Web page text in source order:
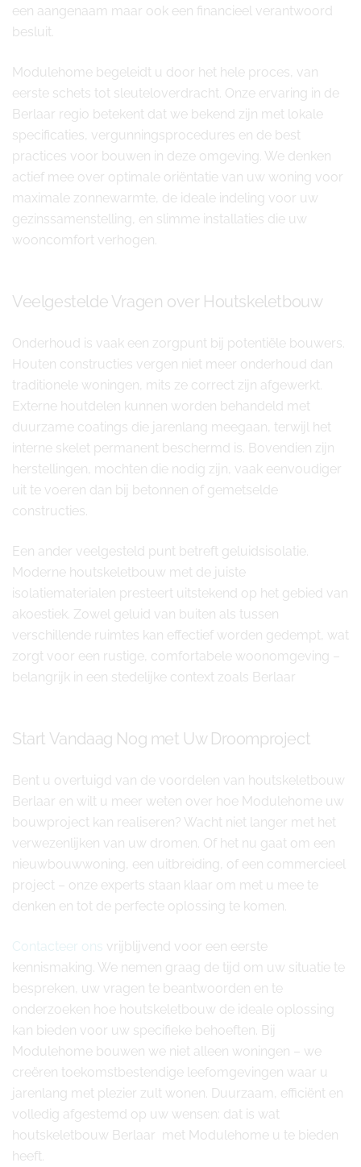
een aangenaam maar ook een financieel verantwoord
besluit.
Modulehome begeleidt u door het hele proces, van
eerste schets tot sleuteloverdracht. Onze ervaring in de
Berlaar regio betekent dat we bekend zijn met lokale
specificaties, vergunningsprocedures en de best
practices voor bouwen in deze omgeving. We denken
actief mee over optimale oriëntatie van uw woning voor
maximale zonnewarmte, de ideale indeling voor uw
gezinssamenstelling, en slimme installaties die uw
wooncomfort verhogen.
Veelgestelde Vragen over Houtskeletbouw
Onderhoud is vaak een zorgpunt bij potentiële bouwers.
Houten constructies vergen niet meer onderhoud dan
traditionele woningen, mits ze correct zijn afgewerkt.
Externe houtdelen kunnen worden behandeld met
duurzame coatings die jarenlang meegaan, terwijl het
interne skelet permanent beschermd is. Bovendien zijn
herstellingen, mochten die nodig zijn, vaak eenvoudiger
uit te voeren dan bij betonnen of gemetselde
constructies.
Een ander veelgesteld punt betreft geluidsisolatie.
Moderne houtskeletbouw met de juiste
isolatiematerialen presteert uitstekend op het gebied van
akoestiek. Zowel geluid van buiten als tussen
verschillende ruimtes kan effectief worden gedempt, wat
zorgt voor een rustige, comfortabele woonomgeving –
belangrijk in een stedelijke context zoals Berlaar
Start Vandaag Nog met Uw Droomproject
Bent u overtuigd van de voordelen van houtskeletbouw
Berlaar en wilt u meer weten over hoe Modulehome uw
bouwproject kan realiseren? Wacht niet langer met het
verwezenlijken van uw dromen. Of het nu gaat om een
nieuwbouwwoning, een uitbreiding, of een commercieel
project – onze experts staan klaar om met u mee te
denken en tot de perfecte oplossing te komen.
Contacteer ons vrijblijvend voor een eerste
kennismaking. We nemen graag de tijd om uw situatie te
bespreken, uw vragen te beantwoorden en te
onderzoeken hoe houtskeletbouw de ideale oplossing
kan bieden voor uw specifieke behoeften. Bij
Modulehome bouwen we niet alleen woningen – we
creëren toekomstbestendige leefomgevingen waar u
jarenlang met plezier zult wonen. Duurzaam, efficiënt en
volledig afgestemd op uw wensen: dat is wat
houtskeletbouw Berlaar met Modulehome u te bieden
heeft.